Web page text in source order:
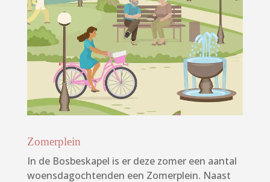
Zomerplein
In de Bosbeskapel is er deze zomer een aantal
woensdagochtenden een Zomerplein. Naast